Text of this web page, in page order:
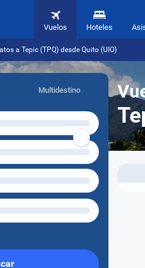
Vuelos Hoteles
a Tepic (TPQ) desde Quito (UIO)
Multidestino